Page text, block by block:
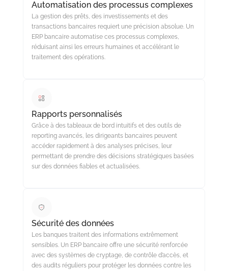
Automatisation des processus complexes
La gestion des prêts, des investissements et des
transactions bancaires requiert une précision absolue. Un
ERP bancaire automatise ces processus complexes,
réduisant ainsi les erreurs humaines et accélérant le
traitement des opérations.
Rapports personnalisés
Grâce à des tableaux de bord intuitifs et des outils de
reporting avancés, les dirigeants bancaires peuvent
accéder rapidement à des analyses précises, leur
permettant de prendre des décisions stratégiques basées
sur des données fiables et actualisées.
Sécurité des données
Les banques traitent des informations extrêmement
sensibles. Un ERP bancaire offre une sécurité renforcée
avec des systèmes de cryptage, de contrôle d’accès, et
des audits réguliers pour protéger les données contre les